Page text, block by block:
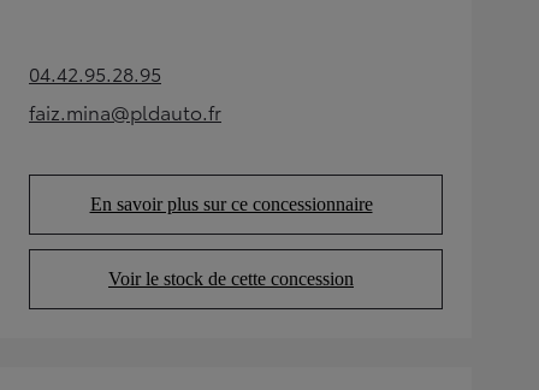
04.42.95.28.95(Opens in new tab)
faiz.mina@pldauto.fr
(Opens in new tab)
En savoir plus sur ce concessionnaire
(Opens in new tab)
Voir le stock de cette concession
(Opens in new tab)